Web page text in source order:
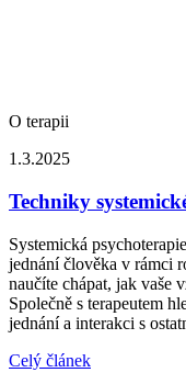
O terapii
1.3.2025
Techniky
Systemická
jednání člověka v rámci
naučíte chápat, jak vaše
Společně s terapeutem
jednání a interakci s
Celý článek